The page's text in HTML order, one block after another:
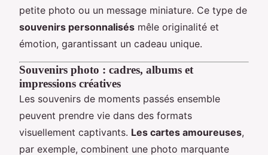
petite photo ou un message miniature. Ce type de
souvenirs personnalisés mêle originalité et
émotion, garantissant un cadeau unique.
Souvenirs photo : cadres, albums et
impressions créatives
Les souvenirs de moments passés ensemble
peuvent prendre vie dans des formats
visuellement captivants. Les cartes amoureuses,
par exemple, combinent une photo marquante